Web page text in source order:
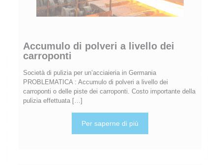
Accumulo di polveri a livello dei
carroponti
Società di pulizia per un’acciaieria in Germania
PROBLEMATICA : Accumulo di polveri a livello dei
carroponti o delle piste dei carroponti. Costo importante della
pulizia effettuata[…]
Per saperne di più